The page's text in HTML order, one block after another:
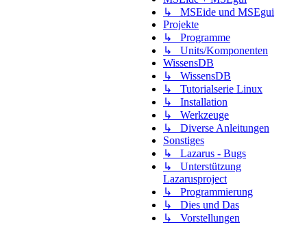
↳ MSEide und MSEgui
Projekte
↳ Programme
↳ Units/Komponenten
WissensDB
↳ WissensDB
↳ Tutorialserie Linux
↳ Installation
↳ Werkzeuge
↳ Diverse Anleitungen
Sonstiges
↳ Lazarus - Bugs
↳ Unterstützung
Lazarusproject
↳ Programmierung
↳ Dies und Das
↳ Vorstellungen